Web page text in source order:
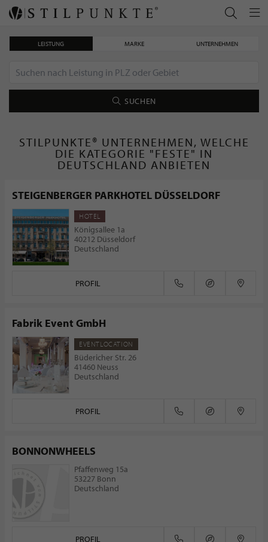
LEISTUNG MARKE UNTERNEHMEN
SUCHEN
STILPUNKTE® UNTERNEHMEN, WELCHE
DIE KATEGORIE "FESTE" IN
DEUTSCHLAND ANBIETEN
STEIGENBERGER PARKHOTEL DÜSSELDORF
HOTEL
Königsallee 1a
40212 Düsseldorf
Deutschland
PROFIL
Fabrik Event GmbH
EVENTLOCATION
Büdericher Str. 26
41460 Neuss
Deutschland
PROFIL
BONNONWHEELS
Pfaffenweg 15a
53227 Bonn
Deutschland
PROFIL